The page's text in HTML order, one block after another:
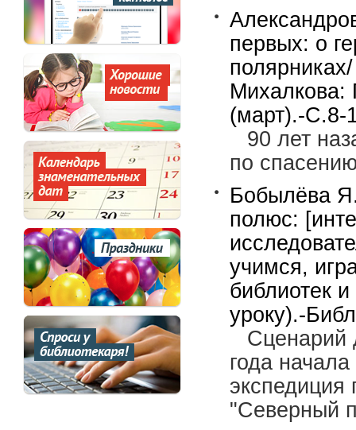
первых: о
Михалкова:
(март).-С.8-
90 лет
по
Бобылёва
полюс:
учимся,
библиотек
уроку).-
Сценарий
года
"Северный